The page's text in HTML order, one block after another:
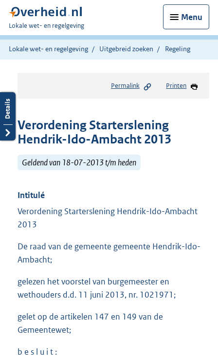
Menu
U
bent
hier:
Lokale wet- en regelgeving
Lokale wet- en regelgeving Uitgebreid zoeken Regeling
Permalink Printen
Verordening Starterslening
Hendrik-Ido-Ambacht 2013
Geldend van 18-07-2013 t/m heden
Intitulé
Verordening Starterslening Hendrik-Ido-Ambacht
2013
De raad van de gemeente gemeente Hendrik-Ido-
Ambacht;
gelezen het voorstel van burgemeester en
wethouders d.d. 11 juni 2013, nr. 1021971;
gelet op de artikelen 147 en 149 van de
Gemeentewet;
b e s l u i t :